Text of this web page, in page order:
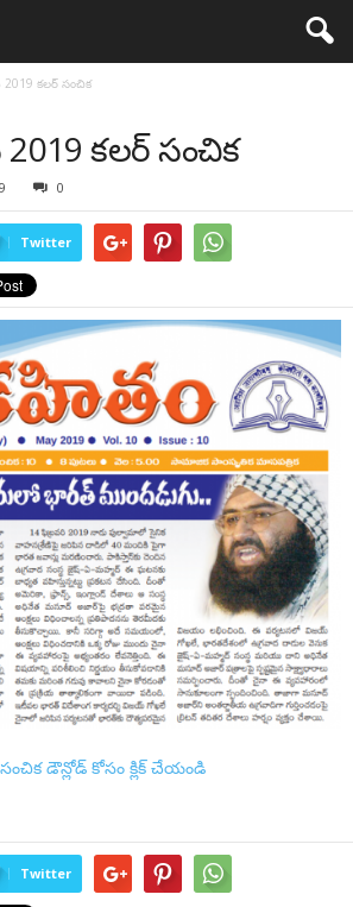
కలర్ సంచిక
కలర్ సంచిక
0
Twitter
డౌన్లోడ్ కోసం క్లిక్ చేయండి
Twitter